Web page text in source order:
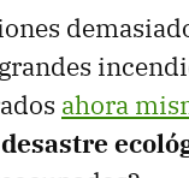
ahora
desastre